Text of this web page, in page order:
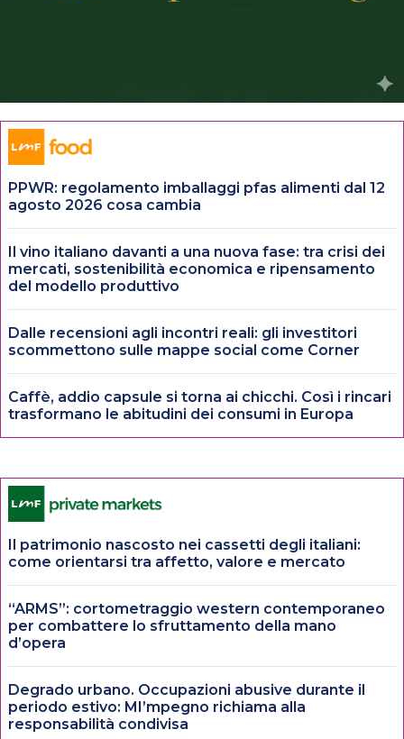
PPWR: regolamento imballaggi pfas alimenti dal 12
agosto 2026 cosa cambia
Il vino italiano davanti a una nuova fase: tra crisi dei
mercati, sostenibilità economica e ripensamento
del modello produttivo
Dalle recensioni agli incontri reali: gli investitori
scommettono sulle mappe social come Corner
Caffè, addio capsule si torna ai chicchi. Così i rincari
trasformano le abitudini dei consumi in Europa
Il patrimonio nascosto nei cassetti degli italiani:
come orientarsi tra affetto, valore e mercato
“ARMS”: cortometraggio western contemporaneo
per combattere lo sfruttamento della mano
d’opera
Degrado urbano. Occupazioni abusive durante il
periodo estivo: MI’mpegno richiama alla
responsabilità condivisa